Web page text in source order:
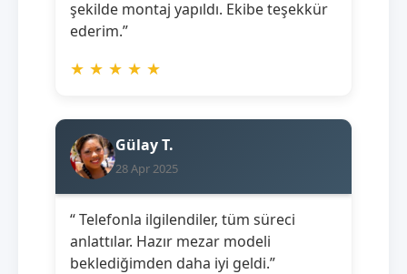
şekilde montaj yapıldı. Ekibe teşekkür
ederim.”
★ ★ ★ ★ ★
Gülay T.
28 Apr 2025
“ Telefonla ilgilendiler, tüm süreci
anlattılar. Hazır mezar modeli
beklediğimden daha iyi geldi.”